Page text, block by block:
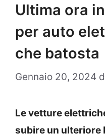
Ultima ora
per auto
che batosta
Gennaio 20, 2024
Le vetture
subire un ulteriore